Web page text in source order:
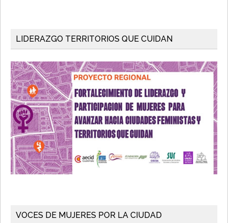
LIDERAZGO TERRITORIOS QUE CUIDAN
VOCES DE MUJERES POR LA CIUDAD